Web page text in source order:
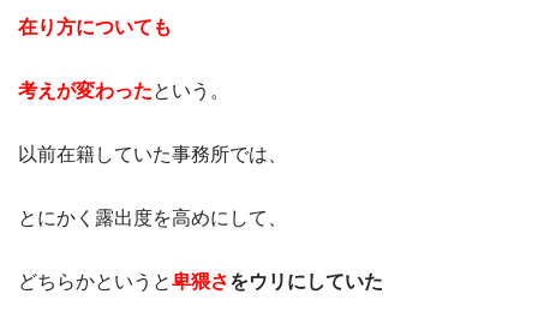
在り方についても
考えが変わったという。
以前在籍していた事務所では、
とにかく露出度を高めにして、
どちらかというと卑猥さをウリにしていた